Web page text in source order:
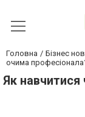
Головна Бізнес
очима
Як навчитися